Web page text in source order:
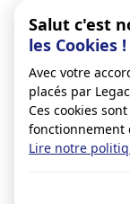
Salut c'est
les Cookies !
Avec votre
placés par
Ces cookies
fonctionnement
Lire notre